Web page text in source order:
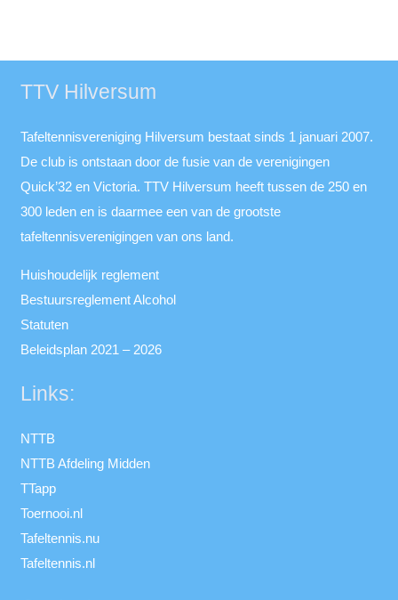
TTV Hilversum
Tafeltennisvereniging Hilversum bestaat sinds 1 januari 2007.
De club is ontstaan door de fusie van de verenigingen
Quick’32 en Victoria. TTV Hilversum heeft tussen de 250 en
300 leden en is daarmee een van de grootste
tafeltennisverenigingen van ons land.
Huishoudelijk reglement
Bestuursreglement Alcohol
Statuten
Beleidsplan 2021 – 2026
Links:
NTTB
NTTB Afdeling Midden
TTapp
Toernooi.nl
Tafeltennis.nu
Tafeltennis.nl